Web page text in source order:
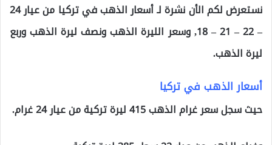
نستعرض لكم الأن نشرة لـ أسعار الذهب في تركيا من عيار 24
– 22 – 21 – 18, وسعر الليرة الذهب ونصف ليرة الذهب وربع
ليرة الذهب.
أسعار الذهب في تركيا
حيث سجل سعر غرام الذهب 415 ليرة تركية من عيار 24 غرام.